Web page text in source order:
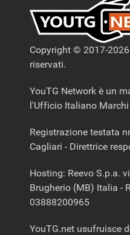
Copyright © 2017-
riservati.
YouTG Network è un
l'Ufficio Italiano Marchi
Registrazione testata
Cagliari - Direttrice
Hosting: Reevo S.p.a.
Brugherio (MB) Italia -
03888200965
YouTG.net usufruisce